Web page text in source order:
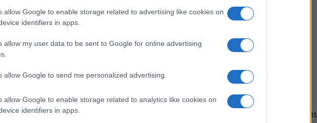
allow Google to enable storage related to advertising like cookies on
identifiers in apps.
allow my user data to be sent to Google for online advertising
allow Google to send me personalized advertising.
allow Google to enable storage related to analytics like cookies on
identifiers in apps.
I nostri cari
Giovannimaria Cabras